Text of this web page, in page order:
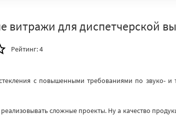
витражи для диспетчерской
Рейтинг:4
с повышенными требованиями по звуко- и
сложные проекты. Ну а качество